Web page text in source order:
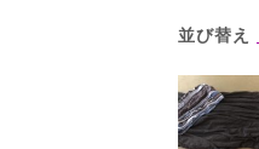
並び替え